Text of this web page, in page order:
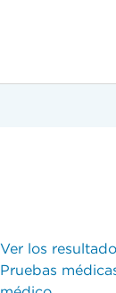
Ver los
Pruebas